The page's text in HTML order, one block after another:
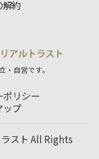
解約
自営です。
リシー
ップ
スト All Rights